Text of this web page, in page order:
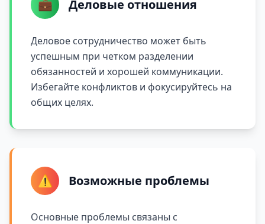
💼 Деловые отношения
Деловое сотрудничество может быть
успешным при четком разделении
обязанностей и хорошей коммуникации.
Избегайте конфликтов и фокусируйтесь на
общих целях.
⚠️ Возможные проблемы
Основные проблемы связаны с